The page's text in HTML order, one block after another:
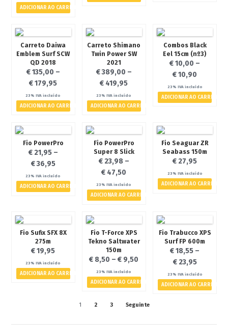
ADICIONAR AO CARRINHO
Carreto Daiwa
Emblem Surf SCW
QD 2018
€135,00 –
€179,95
23% IVA incluído
ADICIONAR AO CARRINHO
Carreto Shimano
Twin Power SW
2021
€389,00 –
€ 419,95
23% IVA incluído
ADICIONAR AO CARRINHO
Combos Black
Eel 15cm (nº3)
€10,00 –
€10,90
23% IVA incluído
ADICIONAR AO CARRINHO
Fio PowerPro
€21,95–
€36,95
23% IVA incluído
ADICIONAR AO CARRINHO
Fio PowerPro
Super 8 Slick
€23,98–
€ 47,50
23% IVA incluído
ADICIONAR AO CARRINHO
Fio Seaguar ZR
Seabass 150m
€ 27,95
23% IVA incluído
ADICIONAR AO CARRINHO
Fio Sufix SFX 8X
275m
€19,95
23% IVA incluído
ADICIONAR AO CARRINHO
Fio T-Force XPS
Tekno Saltwater
150m
€ 8,50 –€ 9,50
23% IVA incluído
ADICIONAR AO CARRINHO
Fio Trabucco XPS
Surf FP 600m
€18,55 –
€23,95
23% IVA incluído
ADICIONAR AO CARRINHO
1 2 3 Seguinte
- Canas
A Pescávado
Contactos
Termos e Condições
Politica de Privacidade
Galeria de Imagens
Notícias
Eventos
€ 0,00 0 artigos